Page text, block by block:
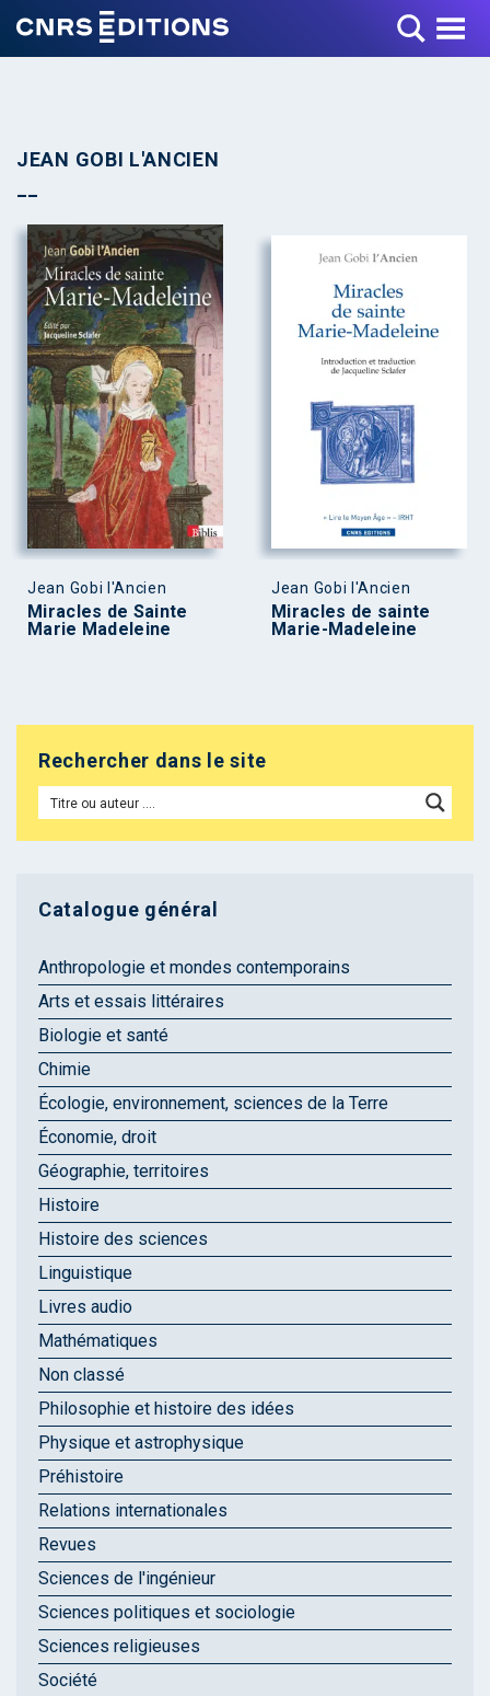
Toggle Menu
JEAN GOBI L'ANCIEN
Jean Gobi l'Ancien
Miracles de Sainte
Marie Madeleine
Jean Gobi l'Ancien
Miracles de sainte
Marie-Madeleine
Rechercher dans le site
Catalogue général
Anthropologie et mondes contemporains
Arts et essais littéraires
Biologie et santé
Chimie
Écologie, environnement, sciences de la Terre
Économie, droit
Géographie, territoires
Histoire
Histoire des sciences
Linguistique
Livres audio
Mathématiques
Non classé
Philosophie et histoire des idées
Physique et astrophysique
Préhistoire
Relations internationales
Revues
Sciences de l'ingénieur
Sciences politiques et sociologie
Sciences religieuses
Société